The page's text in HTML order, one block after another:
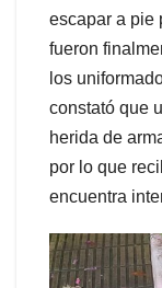
escapar a pie
fueron
los
constató que
herida de
por lo que
encuentra